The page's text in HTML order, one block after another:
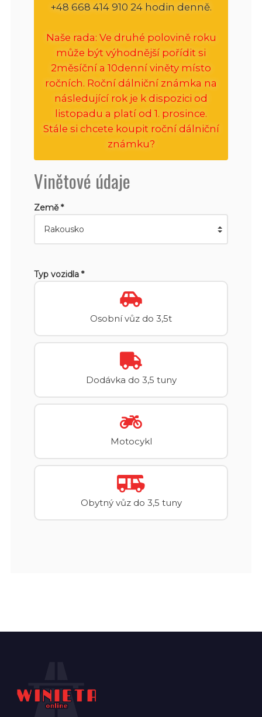
+48 668 414 910 24 hodin denně.
Naše rada: Ve druhé polovině roku
může být výhodnější pořídit si
2měsíční a 10denní viněty místo
ročních. Roční dálniční známka na
následující rok je k dispozici od
listopadu a platí od 1. prosince.
Stále si chcete koupit roční dálniční
známku?
Vinětové údaje
Země *
Typ vozidla *
Osobní vůz do 3,5t
Dodávka do 3,5 tuny
Motocykl
Obytný vůz do 3,5 tuny